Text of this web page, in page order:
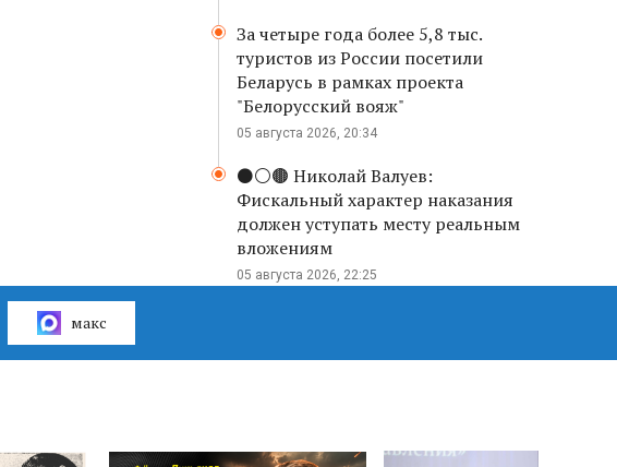
За четыре года более 5,8 тыс.
туристов из России посетили
Беларусь в рамках проекта
"Белорусский вояж"
05 августа 2026, 20:34
⚫️⚪️🟤 Николай Валуев:
Фискальный характер наказания
должен уступать месту реальным
вложениям
05 августа 2026, 22:25
макс